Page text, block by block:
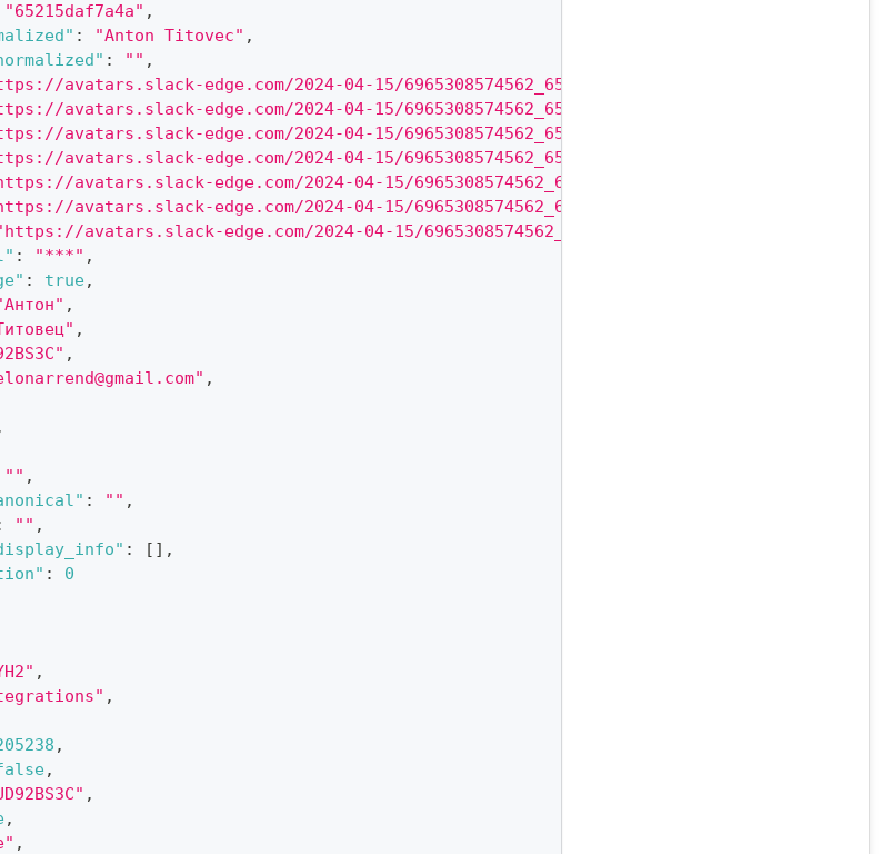
"65215daf7a4a" ,
: "Anton Titovec" ,
: "" ,
avatars.slack-edge.com/2024-04-15/6965308574562_65215daf7a4a35eddf9c_24.png"
avatars.slack-edge.com/2024-04-15/6965308574562_65215daf7a4a35eddf9c_32.png"
avatars.slack-edge.com/2024-04-15/6965308574562_65215daf7a4a35eddf9c_48.png"
avatars.slack-edge.com/2024-04-15/6965308574562_65215daf7a4a35eddf9c_72.png"
avatars.slack-edge.com/2024-04-15/6965308574562_65215daf7a4a35eddf9c_192.png"
avatars.slack-edge.com/2024-04-15/6965308574562_65215daf7a4a35eddf9c_512.png"
avatars.slack-edge.com/2024-04-15/6965308574562_65215daf7a4a35eddf9c_1024.png"
: "***" ,
: true,
,
,
,
,
"" ,
: "" ,
"" ,
: [ ] ,
:
0
,
,
,
,
,
,
,